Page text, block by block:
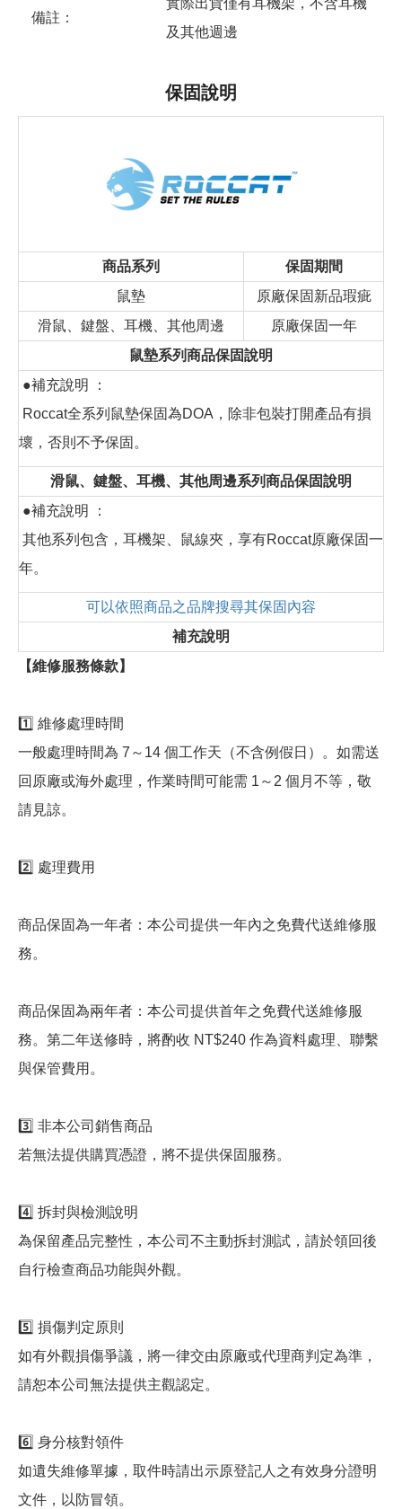
備註：
實際出貨僅有耳機架，不含耳機
及其他週邊
保固說明
商品系列
保固期間
鼠墊
原廠保固新品瑕疵
滑鼠、鍵盤、耳機、其他周邊
原廠保固一年
鼠墊系列商品保固說明
●補充說明 ：
Roccat全系列鼠墊保固為DOA，除非包裝打開產品有損
壞，否則不予保固。
滑鼠、鍵盤、耳機、其他周邊系列商品保固說明
●補充說明 ：
其他系列包含，耳機架、鼠線夾，享有Roccat原廠保固一
年。
可以依照商品之品牌搜尋其保固內容
補充說明
【維修服務條款】
1️⃣ 維修處理時間
一般處理時間為 7～14 個工作天（不含例假日）。如需送
回原廠或海外處理，作業時間可能需 1～2 個月不等，敬
請見諒。
2️⃣ 處理費用
商品保固為一年者：本公司提供一年內之免費代送維修服
務。
商品保固為兩年者：本公司提供首年之免費代送維修服
務。第二年送修時，將酌收 NT$240 作為資料處理、聯繫
與保管費用。
3️⃣ 非本公司銷售商品
若無法提供購買憑證，將不提供保固服務。
4️⃣ 拆封與檢測說明
為保留產品完整性，本公司不主動拆封測試，請於領回後
自行檢查商品功能與外觀。
5️⃣ 損傷判定原則
如有外觀損傷爭議，將一律交由原廠或代理商判定為準，
請恕本公司無法提供主觀認定。
6️⃣ 身分核對領件
如遺失維修單據，取件時請出示原登記人之有效身分證明
文件，以防冒領。